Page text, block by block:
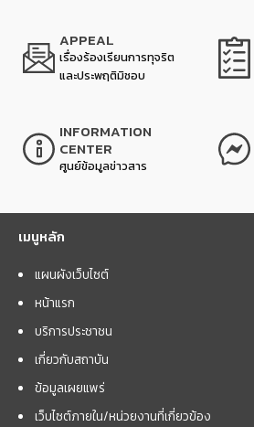
APPEAL
เรื่องร้องเรียนการทุจริต
และประพฤติมิชอบ
INFORMATION
CENTER
ศูนย์ข้อมูลข่าวสาร
เมนูหลัก
แผนผังเว็บไซต์
หน้าแรก
บริการประชาชน
เกี่ยวกับสถาบัน
ข้อมูลเผยแพร่
เว็บไซต์ภายใน/หน่วยงานที่เกี่ยวข้อง